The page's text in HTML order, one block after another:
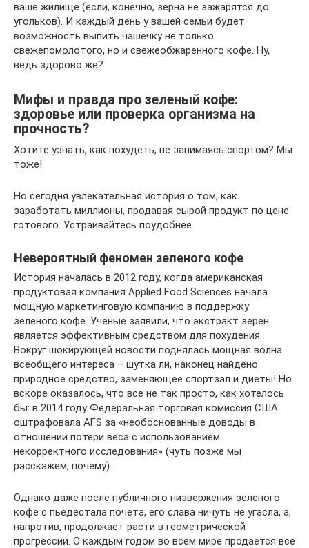
ваше жилище (если, конечно, зерна не зажарятся до
угольков). И каждый день у вашей семьи будет
возможность выпить чашечку не только
свежепомолотого, но и свежеобжаренного кофе. Ну,
ведь здорово же?
Мифы и правда про зеленый кофе:
здоровье или проверка организма на
прочность?
Хотите узнать, как похудеть, не занимаясь спортом? Мы
тоже!
Но сегодня увлекательная история о том, как
заработать миллионы, продавая сырой продукт по цене
готового. Устраивайтесь поудобнее.
Невероятный феномен зеленого кофе
История началась в 2012 году, когда американская
продуктовая компания Applied Food Sciences начала
мощную маркетинговую компанию в поддержку
зеленого кофе. Ученые заявили, что экстракт зерен
является эффективным средством для похудения.
Вокруг шокирующей новости поднялась мощная волна
всеобщего интереса – шутка ли, наконец найдено
природное средство, заменяющее спортзал и диеты! Но
вскоре оказалось, что все не так просто, как хотелось
бы: в 2014 году Федеральная торговая комиссия США
оштрафовала AFS за «необоснованные доводы в
отношении потери веса с использованием
некорректного исследования» (чуть позже мы
расскажем, почему).
Однако даже после публичного низвержения зеленого
кофе с пьедестала почета, его слава ничуть не угасла, а,
напротив, продолжает расти в геометрической
прогрессии. С каждым годом во всем мире продается все